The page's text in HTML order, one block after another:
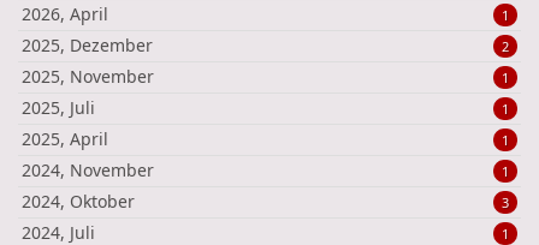
2026, April 1
2025, Dezember 2
2025, November 1
2025, Juli 1
2025, April 1
2024, November 1
2024, Oktober 3
2024, Juli 1